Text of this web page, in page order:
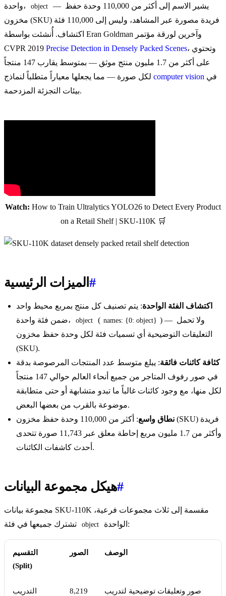
واحدة،
object
— يشير الاسم إلى أكثر من 110,000 وحدة حفظ
مخزون (SKU) فريدة مصورة عبر المشاهد، وليس إلى 110,000 فئة
اكتشاف. أُنشئت بواسطة Eran Goldman وآخرين لورقة مؤتمر
CVPR 2019 Precise Detection in Densely Packed Scenes، وتحتوي
على أكثر من 1.7 مليون منتج موثق — بمتوسط يقارب 147 منتجاً
computer vision
بيئات التجزئة المزدحمة.
Watch: How to Train Ultralytics YOLO26 to Detect Every Product
on a Retail Shelf | SKU-110K 🛒
الميزات الرئيسية #
اكتشاف الفئة الواحدة: يتم تصنيف كل منتج بمربع محيط واحد
ضمن فئة واحدة،
object ( names: {0: object} ) — ولا تحمل
التعليقات التوضيحية أي تسميات فئة لكل وحدة حفظ مخزون
(SKU).
كثافة كائنات فائقة: يبلغ متوسط عدد المنتجات المرصوصة بدقة
في صور رفوف المتاجر من جميع أنحاء العالم حوالي 147 منتجاً
لكل منها، مع وجود كائنات غالباً ما تبدو متشابهة أو حتى متطابقة
موضوعة بالقرب من بعضها البعض.
نطاق واسع
: أكثر من 110,000 وحدة حفظ مخزون (SKU) فريدة
وأكثر من 1.7 مليون مربع إحاطة معلق عبر 11,743 صورة تتحدى
أحدث كاشفات الكائنات.
هيكل مجموعة البيانات#
مجموعة بيانات SKU-110K مقسمة إلى ثلاث مجموعات فرعية،
object الواحدة:
التقسيم
(Split)
الصور الوصف
التدريب 8,219
صور وتعليقات توضيحية لتدريب